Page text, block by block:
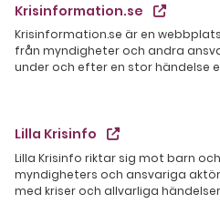
Krisinformation.se
Krisinformation.se är en
från myndigheter och andra
under och efter en stor händelse
Lilla Krisinfo
Lilla Krisinfo riktar sig mot barn
myndigheters och ansvariga
med kriser och allvarliga